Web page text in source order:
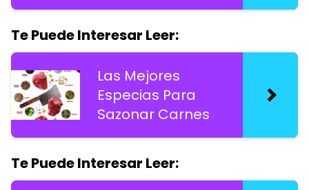
Te Puede Interesar Leer:
Las Mejores
Especias Para
Sazonar Carnes
Te Puede Interesar Leer: